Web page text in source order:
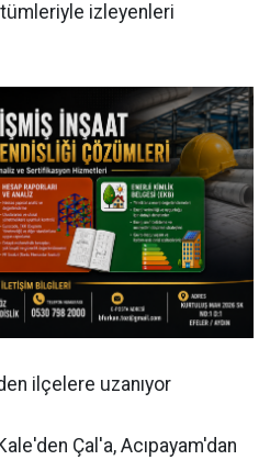
izleyenleri
ilçelere uzanıyor
Çal'a, Acıpayam'dan